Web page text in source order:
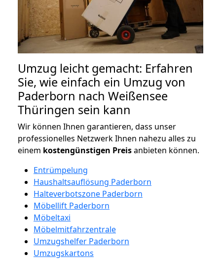
Umzug leicht gemacht: Erfahren
Sie, wie einfach ein Umzug von
Paderborn nach Weißensee
Thüringen sein kann
Wir können Ihnen garantieren, dass unser
professionelles Netzwerk Ihnen nahezu alles zu
einem kostengünstigen Preisanbieten können.
Entrümpelung
Haushaltsauflösung Paderborn
Halteverbotszone Paderborn
Möbellift Paderborn
Möbeltaxi
Möbelmitfahrzentrale
Umzugshelfer Paderborn
Umzugskartons